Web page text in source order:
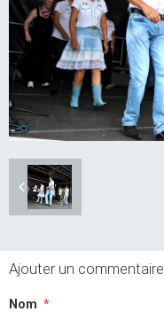
Ajouter un commentaire
Nom